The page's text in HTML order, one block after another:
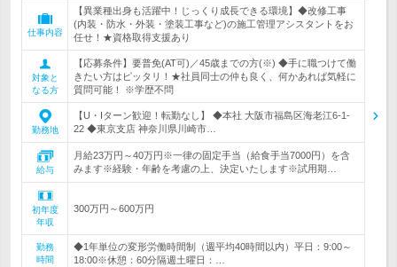
仕事内容
【異業種出身も活躍中！じっくり成長できる環境】◆改修工事
(内装・防水・外装・塗装工事など)の施工管理アシスタントをお
任せ！★資格取得支援あり
対象と
なる方
【応募条件】要普免(AT可)／45歳までの方(※) ◆手に職つけて働
きたい方はピッタリ！★社員同士の仲も良く、何かあれば気軽に
質問可能！ ※学歴不問
勤務地
【U・Iターン歓迎！転勤なし】 ◆本社 大阪市福島区海老江6-1-
22 ◆東京支店 神奈川県川崎市…
給与
月給23万円～40万円※一律の固定手当（給食手当7000円）を含
みます※経験・年齢を考慮の上、決定いたします※試用期…
初年度
年収
300万円～600万円
勤務
時間
◆1年単位の変形労働時間制（週平均40時間以内）平日：9:00～
18:00※休憩：60分隔週土曜日：…